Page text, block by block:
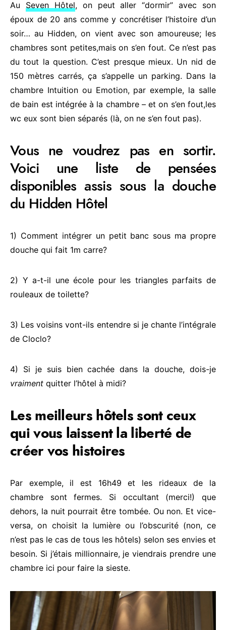
Au Seven Hôtel, on peut aller “dormir” avec son
époux de 20 ans comme y concrétiser l’histoire d’un
soir… au Hidden, on vient avec son amoureuse; les
chambres sont petites,mais on s’en fout. Ce n’est pas
du tout la question. C’est presque mieux. Un nid de
150 mètres carrés, ça s’appelle un parking. Dans la
chambre Intuition ou Emotion, par exemple, la salle
de bain est intégrée à la chambre – et on s’en fout,les
wc eux sont bien séparés (là, on ne s’en fout pas).
Vous ne voudrez pas en sortir.
Voici une liste de pensées
disponibles assis sous la douche
du Hidden Hôtel
1) Comment intégrer un petit banc sous ma propre
douche qui fait 1m carre?
2) Y a-t-il une école pour les triangles parfaits de
rouleaux de toilette?
3) Les voisins vont-ils entendre si je chante l’intégrale
de Cloclo?
4) Si je suis bien cachée dans la douche, dois-je
vraiment quitter l’hôtel à midi?
Les meilleurs hôtels sont ceux
qui vous laissent la liberté de
créer vos histoires
Par exemple, il est 16h49 et les rideaux de la
chambre sont fermes. Si occultant (merci!) que
dehors, la nuit pourrait être tombée. Ou non. Et vice-
versa, on choisit la lumière ou l’obscurité (non, ce
n’est pas le cas de tous les hôtels) selon ses envies et
besoin. Si j’étais millionnaire, je viendrais prendre une
chambre ici pour faire la sieste.